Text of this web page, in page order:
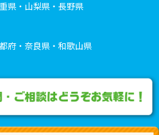
県・山梨県・長野県
府・奈良県・和歌山県